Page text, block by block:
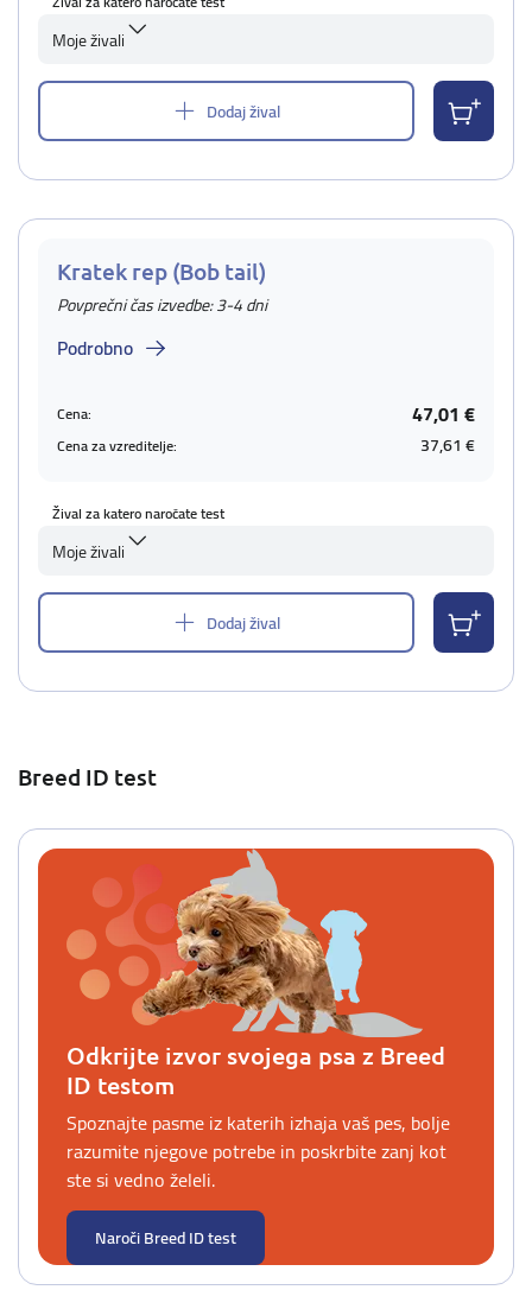
Moje živali
Dodaj žival
Kratek rep (Bob tail)
Povprečni čas izvedbe: 3-4 dni
Podrobno
Cena: 47,01 €
Cena za vzreditelje: 37,61 €
Žival za katero naročate test
Moje živali
Dodaj žival
Breed ID test
Odkrijte izvor svojega psa z Breed
ID testom
Spoznajte pasme iz katerih izhaja vaš pes, bolje
razumite njegove potrebe in poskrbite zanj kot
ste si vedno želeli.
Naroči Breed ID test